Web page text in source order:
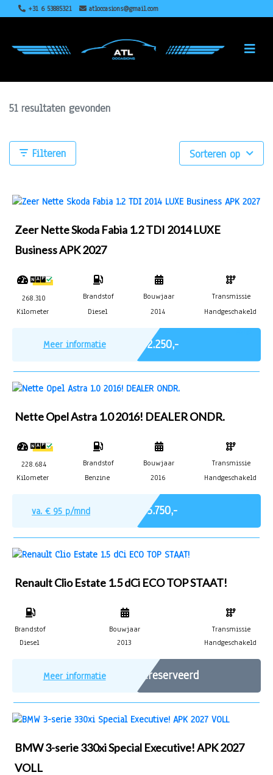
+31 6 53885321 atloccasions@gmail.com
51 resultaten gevonden
Filteren Sorteren op
Zeer Nette Skoda Fabia 1.2 TDI 2014 LUXE
Business APK 2027
268.310
Kilometer
Brandstof
Diesel
Bouwjaar
2014
Transmissie
Handgeschakeld
Meer informatie € 2.250,-
Nette Opel Astra 1.0 2016! DEALER ONDR.
228.684
Kilometer
Brandstof
Benzine
Bouwjaar
2016
Transmissie
Handgeschakeld
va. € 95 p/mnd € 5.750,-
Renault Clio Estate 1.5 dCi ECO TOP STAAT!
Brandstof
Diesel
Bouwjaar
2013
Transmissie
Handgeschakeld
Meer informatie Gereserveerd
BMW 3-serie 330xi Special Executive! APK 2027
VOLL